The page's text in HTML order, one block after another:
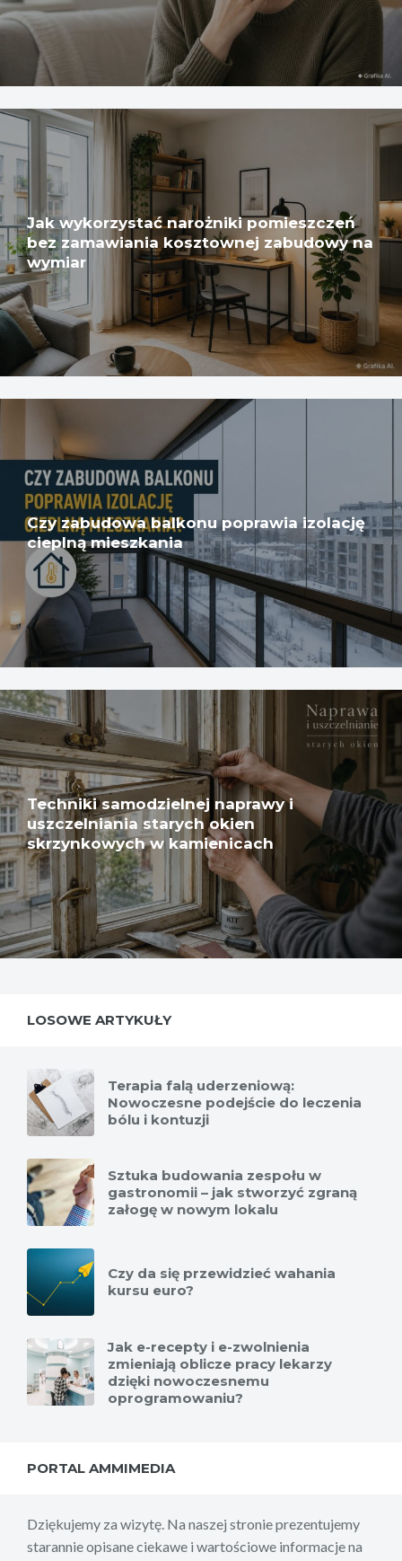
Jak wykorzystać narożniki pomieszczeń
bez zamawiania kosztownej zabudowy na
wymiar
Czy zabudowa balkonu poprawia izolację
cieplną mieszkania
Techniki samodzielnej naprawy i
uszczelniania starych okien
skrzynkowych w kamienicach
LOSOWE ARTYKUŁY
Terapia falą uderzeniową:
Nowoczesne podejście do leczenia
bólu i kontuzji
Sztuka budowania zespołu w
gastronomii – jak stworzyć zgraną
załogę w nowym lokalu
Czy da się przewidzieć wahania
kursu euro?
Jak e-recepty i e-zwolnienia
zmieniają oblicze pracy lekarzy
dzięki nowoczesnemu
oprogramowaniu?
PORTAL AMMIMEDIA
Dziękujemy za wizytę. Na naszej stronie prezentujemy
starannie opisane ciekawe i wartościowe informacje na